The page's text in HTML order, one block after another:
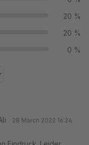
20 %
20 %
0 %
28 March 2022 16:24